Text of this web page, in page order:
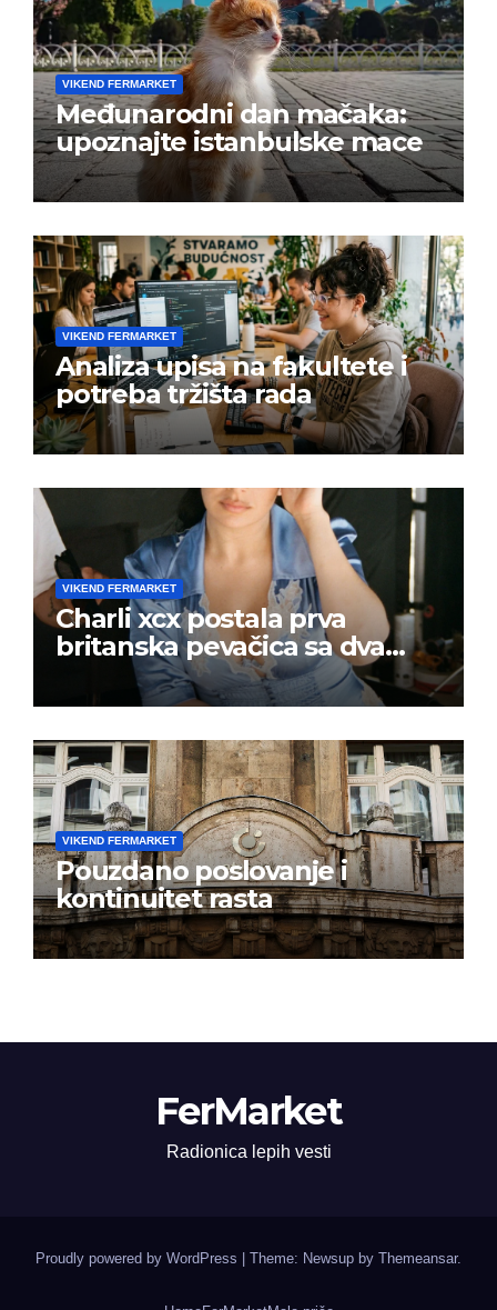
VIKEND FERMARKET
Međunarodni dan mačaka:
upoznajte istanbulske mace
VIKEND FERMARKET
Analiza upisa na fakultete i
potreba tržišta rada
VIKEND FERMARKET
Charli xcx postala prva
britanska pevačica sa dva
albuma na prvom mestu u
istoj kalendarskoj godini
VIKEND FERMARKET
Pouzdano poslovanje i
kontinuitet rasta
FerMarket
Radionica lepih vesti
Proudly powered by WordPress Theme: Newsup by Themeansar.